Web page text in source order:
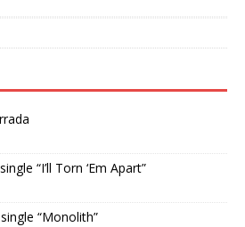
“I’ll Torn ‘Em Apart”
“Monolith”